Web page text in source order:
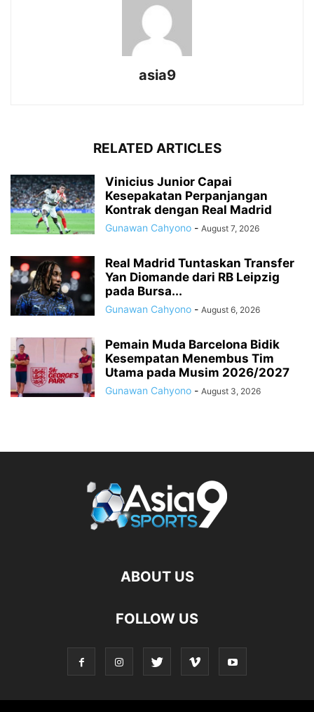
asia9
RELATED ARTICLES
Vinicius Junior Capai
Kesepakatan Perpanjangan
Kontrak dengan Real Madrid
Gunawan Cahyono - August 7, 2026
Real Madrid Tuntaskan Transfer
Yan Diomande dari RB Leipzig
pada Bursa...
Gunawan Cahyono - August 6, 2026
Pemain Muda Barcelona Bidik
Kesempatan Menembus Tim
Utama pada Musim 2026/2027
Gunawan Cahyono - August 3, 2026
ABOUT US
FOLLOW US